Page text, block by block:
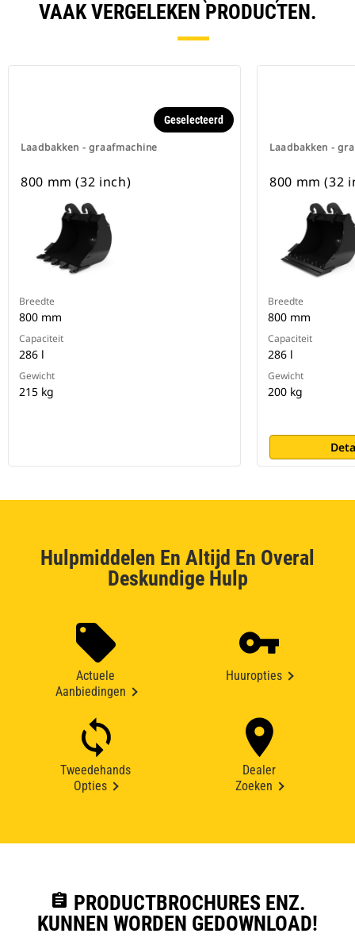
VAAK VERGELEKEN PRODUCTEN.
Laadbakken - graafmachine
Geselecteerd
800 mm (32 inch)
Breedte
800 mm
Capaciteit
286 l
Gewicht
215 kg
Laadbakken -
800 mm (32
Breedte
800 mm
Capaciteit
286 l
Gewicht
200 kg
Hulpmiddelen En Altijd En Overal
Deskundige Hulp
Actuele
Aanbiedingen
Huuropties
Tweedehands
Opties
Dealer
Zoeken
assignment PRODUCTBROCHURES ENZ.
KUNNEN WORDEN GEDOWNLOAD!